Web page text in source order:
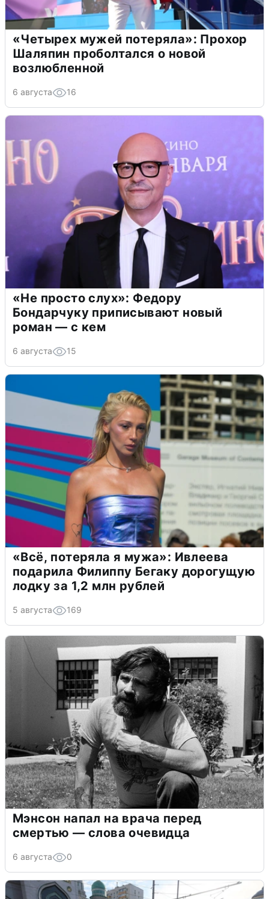
«Четырех мужей потеряла»: Прохор
Шаляпин проболтался о новой
возлюбленной
6 августа 16
«Не просто слух»: Федору
Бондарчуку приписывают новый
роман — с кем
6 августа 15
«Всё, потеряла я мужа»: Ивлеева
подарила Филиппу Бегаку дорогущую
лодку за 1,2 млн рублей
5 августа 169
Мэнсон напал на врача перед
смертью — слова очевидца
6 августа 0